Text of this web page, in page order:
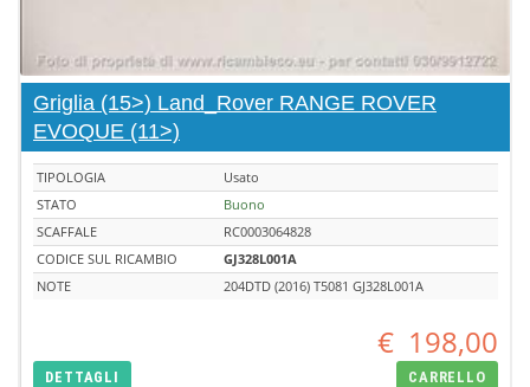
Griglia (15>) Land_Rover RANGE ROVER
EVOQUE (11>)
TIPOLOGIA
Usato
STATO
Buono
SCAFFALE
RC0003064828
CODICE SUL RICAMBIO
GJ328L001A
NOTE
204DTD (2016) T5081 GJ328L001A
€ 198,00
DETTAGLI CARRELLO